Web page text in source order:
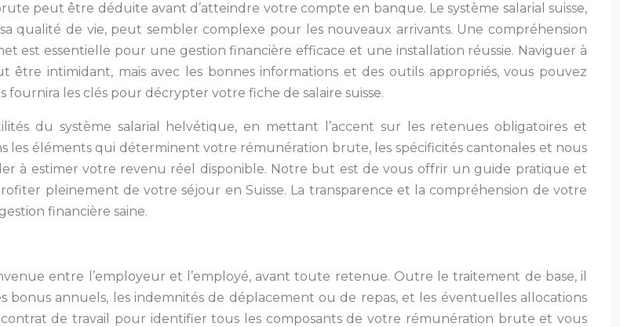
peut être déduite avant d’atteindre votre compte en banque. Le système salarial suisse,
qualité de vie, peut sembler complexe pour les nouveaux arrivants. Une compréhension
est essentielle pour une gestion financière efficace et une installation réussie. Naviguer à
être intimidant, mais avec les bonnes informations et des outils appropriés, vous pouvez
les clés pour décrypter votre fiche de salaire suisse.
du système salarial helvétique, en mettant l’accent sur les retenues obligatoires et
éléments qui déterminent votre rémunération brute, les spécificités cantonales et nous
à estimer votre revenu réel disponible. Notre but est de vous offrir un guide pratique et
pleinement de votre séjour en Suisse. La transparence et la compréhension de votre
financière saine.
entre l’employeur et l’employé, avant toute retenue. Outre le traitement de base, il
bonus annuels, les indemnités de déplacement ou de repas, et les éventuelles allocations
de travail pour identifier tous les composants de votre rémunération brute et vous